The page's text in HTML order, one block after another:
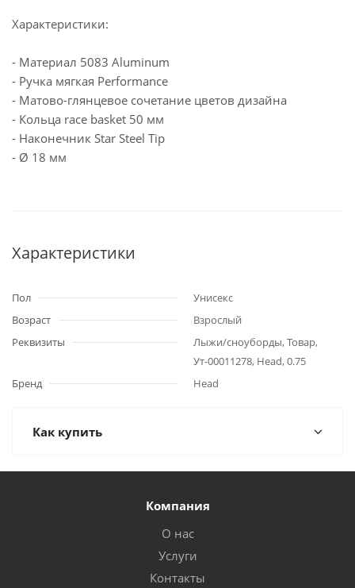
Характеристики:
- Материал 5083 Aluminum
- Ручка мягкая Performance
- Матово-глянцевое сочетание цветов дизайна
- Кольца race basket 50 мм
- Наконечник Star Steel Tip
- Ø 18 мм
Характеристики
Пол
Унисекс
Возраст
Взрослый
Реквизиты
Лыжи/сноуборды, Товар,
Ут-00011278, Head, 0.75
Бренд
Head
Как купить
Компания
О нас
Услуги
Контакты